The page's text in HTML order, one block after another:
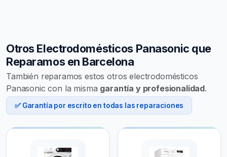
Otros Electrodomésticos Panasonic que
Reparamos en Barcelona
También reparamos estos otros electrodomésticos
Panasonic con la misma garantía y profesionalidad.
✅ Garantía por escrito en todas las reparaciones